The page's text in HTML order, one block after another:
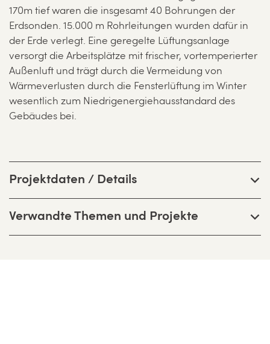
170m tief waren die insgesamt 40 Bohrungen der
Erdsonden. 15.000 m Rohrleitungen wurden dafür in
der Erde verlegt. Eine geregelte Lüftungsanlage
versorgt die Arbeitsplätze mit frischer, vortemperierter
Außenluft und trägt durch die Vermeidung von
Wärmeverlusten durch die Fensterlüftung im Winter
wesentlich zum Niedrigenergiehausstandard des
Gebäudes bei.
Projektdaten / Details
Verwandte Themen und Projekte